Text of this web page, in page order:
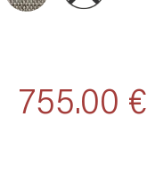
755.00 €